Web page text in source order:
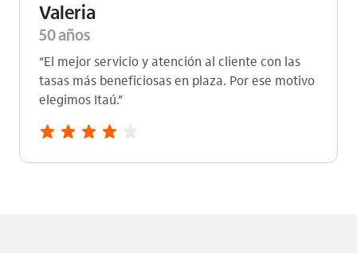
Valeria
50 años
“El mejor servicio y atención al cliente con las
tasas más beneficiosas en plaza. Por ese motivo
elegimos Itaú.”